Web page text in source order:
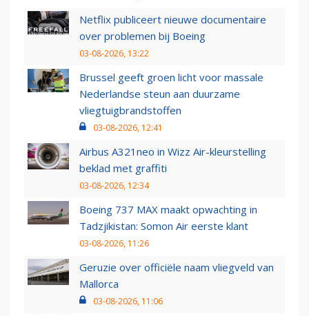
Netflix publiceert nieuwe documentaire
over problemen bij Boeing
03-08-2026, 13:22
Brussel geeft groen licht voor massale
Nederlandse steun aan duurzame
vliegtuigbrandstoffen
03-08-2026, 12:41
Airbus A321neo in Wizz Air-kleurstelling
beklad met graffiti
03-08-2026, 12:34
Boeing 737 MAX maakt opwachting in
Tadzjikistan: Somon Air eerste klant
03-08-2026, 11:26
Geruzie over officiële naam vliegveld van
Mallorca
03-08-2026, 11:06